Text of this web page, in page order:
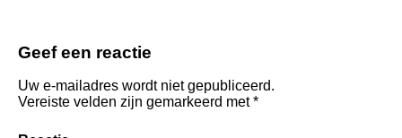
Geef een reactie
Uw e-mailadres wordt niet gepubliceerd.
Vereiste velden zijn gemarkeerd met*